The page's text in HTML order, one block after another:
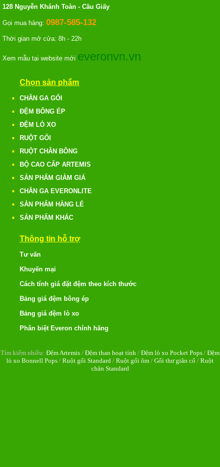
128 Nguyễn Khánh Toàn - Cầu Giấy
Gọi mua hàng: 0987-585-132
Thời gian mở cửa: 8h - 22h
Xem mẫu tại website mới everonvn.vn
Chọn sản phẩm
CHĂN GA GỐI
ĐỆM BÔNG ÉP
ĐỆM LÒ XO
RUỘT GỐI
RUỘT CHĂN BÔNG
BỘ CAO CẤP ARTEMIS
SẢN PHẨM GIẢM GIÁ
CHĂN GA EVERONLITE
SẢN PHẨM HÀNG LẺ
SẢN PHẨM KHÁC
Thông tin hỗ trợ
Tư vấn
Khuyến mại
Cách tính giá đặt đệm theo kích thước
Bảng giá đệm bông ép
Bảng giá đệm lò xo
Phân biệt Everon chính hãng
Tìm kiếm nhiều: Đệm Artemis / Đệm than hoạt tính / Đệm lò xo Pocket Pops / Đệm
lò xo Bonnell Pops / Ruột gối Standard / Ruột gối ôm / Gối thư giãn cổ / Ruột
chăn Standard